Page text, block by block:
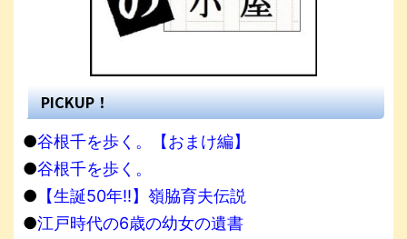
PICKUP！
●谷根千を歩く。【おまけ編】
●谷根千を歩く。
● 【生誕50年!!】嶺脇育夫伝説
●江戸時代の6歳の幼女の遺書